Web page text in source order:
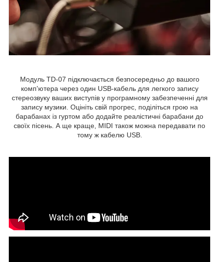
Модуль TD-07 підключається безпосередньо до вашого
комп'ютера через один USB-кабель для легкого запису
стереозвуку ваших виступів у програмному забезпеченні для
запису музики. Оцініть свій прогрес, поділіться грою на
барабанах із гуртом або додайте реалістичні барабани до
своїх пісень. А ще краще, MIDI також можна передавати по
тому ж кабелю USB.